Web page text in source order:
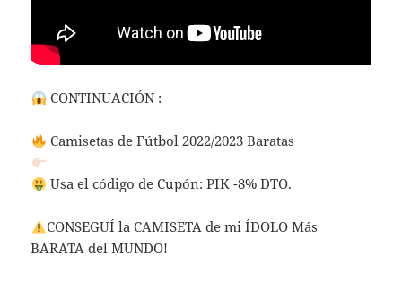
CONTINUACIÓN :
Camisetas de Fútbol 2022/2023 Baratas
Usa el código de Cupón: PIK -8% DTO.
CONSEGUÍ la CAMISETA de mi ÍDOLO Más
BARATA del MUNDO!